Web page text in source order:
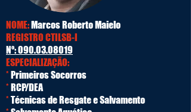
NOME:Marcos Roberto Maielo
REGISTRO CTILSB-I
Nº:090.03.08019
ESPECIALIZAÇÃO:
* Primeiros Socorros
* RCP/DEA
* Técnicas de Resgate e Salvamento